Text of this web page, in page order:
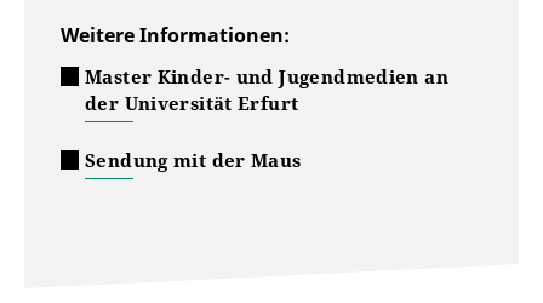
Weitere Informationen:
Master Kinder- und Jugendmedien an
der Universität Erfurt
Sendung mit der Maus